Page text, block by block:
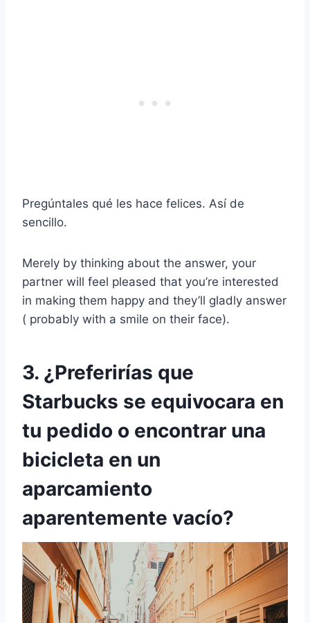
Pregúntales qué les hace felices. Así de
sencillo.
Merely by thinking about the answer, your
partner will feel pleased that you’re interested
in making them happy and they’ll gladly answer
( probably with a smile on their face).
3. ¿Preferirías que
Starbucks se equivocara en
tu pedido o encontrar una
bicicleta en un
aparcamiento
aparentemente vacío?